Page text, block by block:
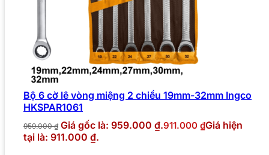
Bộ 6 cờ lê vòng miệng 2 chiều 19mm-32mm Ingco
HKSPAR1061
959.000₫ Giá gốc là: 959.000 ₫.911.000 ₫Giá hiện
tại là: 911.000 ₫.